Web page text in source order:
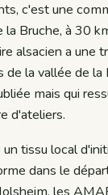
c'est une
la Bruche, à 30
alsacien a une
la vallée de la
mais qui
d'ateliers.
tissu local
dans le